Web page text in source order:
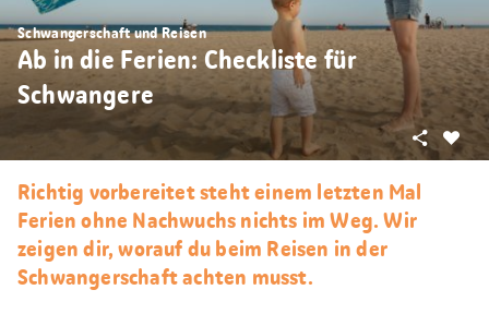
Schwangerschaft und Reisen
Ab in die Ferien: Checkliste für
Schwangere
Als
Teilen
Richtig vorbereitet steht einem letzten Mal
Ferien ohne Nachwuchs nichts im Weg. Wir
zeigen dir, worauf du beim Reisen in der
Schwangerschaft achten musst.